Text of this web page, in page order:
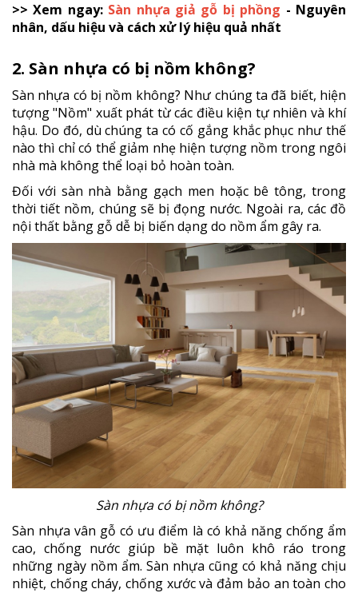
>> Xem ngay: Sàn nhựa giả gỗ bị phồng - Nguyên
nhân, dấu hiệu và cách xử lý hiệu quả nhất
2. Sàn nhựa có bị nồm không?
Sàn nhựa có bị nồm không? Như chúng ta đã biết, hiện
tượng "Nồm" xuất phát từ các điều kiện tự nhiên và khí
hậu. Do đó, dù chúng ta có cố gắng khắc phục như thế
nào thì chỉ có thể giảm nhẹ hiện tượng nồm trong ngôi
nhà mà không thể loại bỏ hoàn toàn.
Đối với sàn nhà bằng gạch men hoặc bê tông, trong
thời tiết nồm, chúng sẽ bị đọng nước. Ngoài ra, các đồ
nội thất bằng gỗ dễ bị biến dạng do nồm ẩm gây ra.
Sàn nhựa có bị nồm không?
Sàn nhựa vân gỗ có ưu điểm là có khả năng chống ẩm
cao, chống nước giúp bề mặt luôn khô ráo trong
những ngày nồm ẩm. Sàn nhựa cũng có khả năng chịu
nhiệt, chống cháy, chống xước và đảm bảo an toàn cho